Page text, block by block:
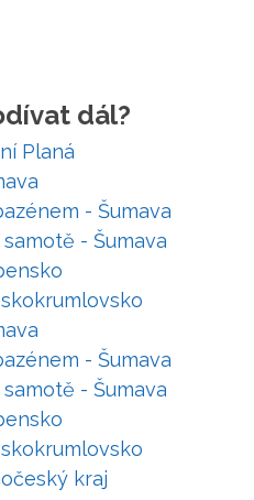
dál?
Planá
- Šumava
- Šumava
- Šumava
- Šumava
kraj